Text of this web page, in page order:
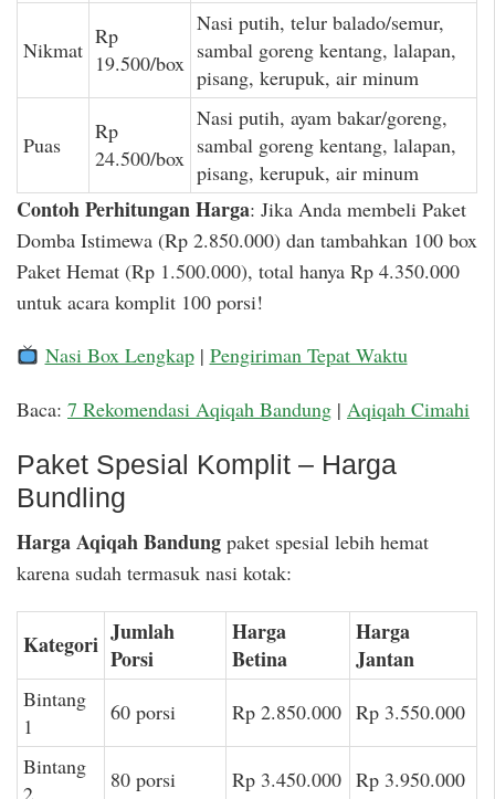
Nikmat
Rp
19.500/box
Nasi putih, telur balado/semur,
sambal goreng kentang, lalapan,
pisang, kerupuk, air minum
Puas
Rp
24.500/box
Nasi putih, ayam bakar/goreng,
sambal goreng kentang, lalapan,
pisang, kerupuk, air minum
Contoh Perhitungan Harga: Jika Anda membeli Paket
Domba Istimewa (Rp 2.850.000) dan tambahkan 100 box
Paket Hemat (Rp 1.500.000), total hanya Rp 4.350.000
untuk acara komplit 100 porsi!
Nasi Box Lengkap| Pengiriman Tepat Waktu
Baca: 7 Rekomendasi Aqiqah Bandung | Aqiqah Cimahi
Paket Spesial Komplit – Harga
Bundling
Harga Aqiqah Bandung paket spesial lebih hemat
karena sudah termasuk nasi kotak:
Kategori Jumlah
Porsi
Harga
Betina
Harga
Jantan
Bintang
1
60 porsi Rp 2.850.000 Rp 3.550.000
Bintang
2
80 porsi Rp 3.450.000 Rp 3.950.000